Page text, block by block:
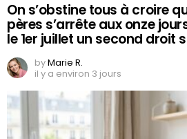
On s’obstine tous à croire
pères s’arrête aux onze
le 1er juillet un second droit
byMarie R.
il y a environ 3 jours